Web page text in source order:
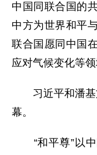
中国同联合国的
中方为世界和平
联合国愿同中国
应对气候变化等领
习近平和潘基
幕。
“和平尊”以中